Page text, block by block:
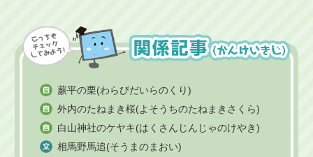
蕨平の栗(わらびだいらのくり)
外内のたねまき桜(よそうちのたねまきさくら)
白山神社のケヤキ(はくさんじんじゃのけやき)
相馬野馬追(そうまのまおい)